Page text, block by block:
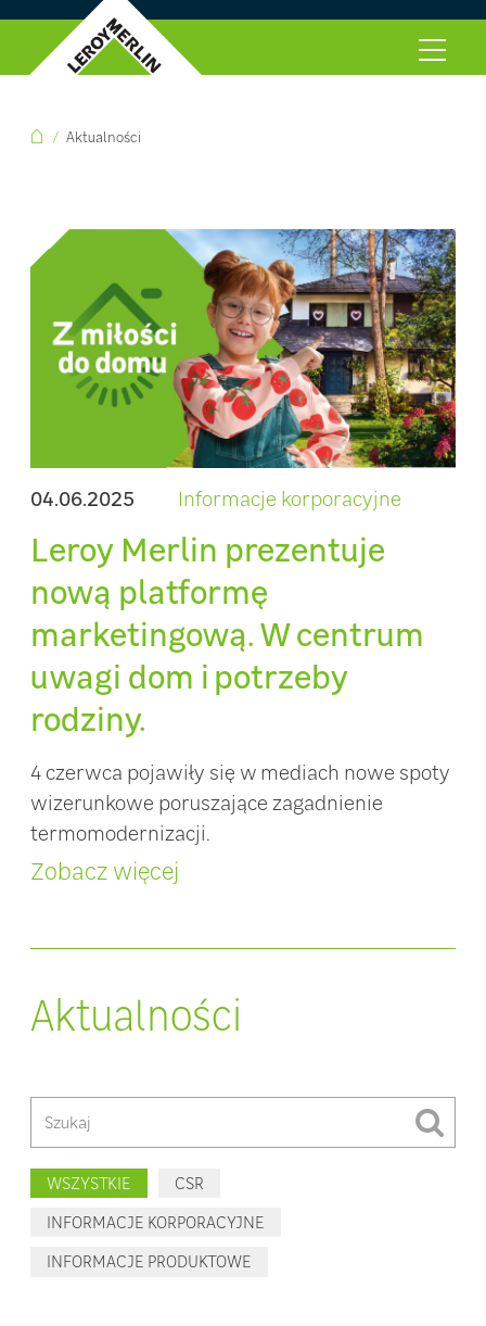
Aktualności
04.06.2025 Informacje korporacyjne
Leroy Merlin prezentuje
nową platformę
marketingową. W centrum
uwagi dom i potrzeby
rodziny.
4 czerwca pojawiły się w mediach nowe spoty
wizerunkowe poruszające zagadnienie
termomodernizacji.
Zobacz więcej
Aktualności
WSZYSTKIE CSR
INFORMACJE KORPORACYJNE
INFORMACJE PRODUKTOWE